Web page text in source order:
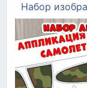
Набор